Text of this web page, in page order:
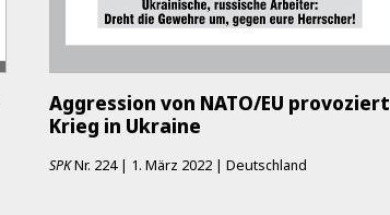
Aggression von NATO/EU provoziert
Krieg in Ukraine
SPKNr. 224 | 1. März 2022 | Deutschland